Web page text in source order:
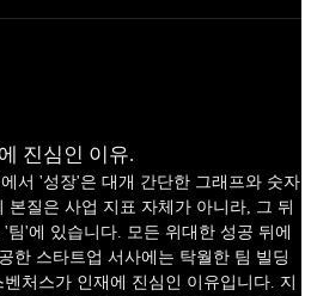
진심인 이유.
에서 '성장'은 대개 간단한 그래프와 숫자
본질은 사업 지표 자체가 아니라, 그 뒤
'에 있습니다. 모든 위대한 성공 뒤에
한 스타트업 서사에는 탁월한 팀 빌딩
처스가 인재에 진심인 이유입니다. 지